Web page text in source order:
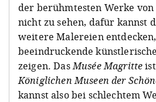
der berühmtesten Werke
nicht zu sehen, dafür kannst
weitere Malereien
beeindruckende
zeigen. DasMusée Magritte
Königlichen Museen der
kannst also bei schlechtem